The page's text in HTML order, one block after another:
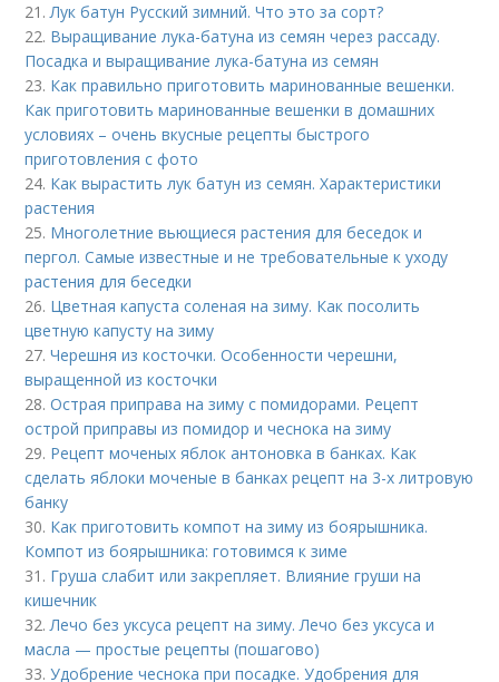
21.Лук батун Русский зимний. Что это за сорт?
22. Выращивание лука-батуна из семян через рассаду.
Посадка и выращивание лука-батуна из семян
23. Как правильно приготовить маринованные вешенки.
Как приготовить маринованные вешенки в домашних
условиях – очень вкусные рецепты быстрого
приготовления с фото
24. Как вырастить лук батун из семян. Характеристики
растения
25. Многолетние вьющиеся растения для беседок и
пергол. Самые известные и не требовательные к уходу
растения для беседки
26. Цветная капуста соленая на зиму. Как посолить
цветную капусту на зиму
27.Черешня из косточки. Особенности черешни,
выращенной из косточки
28.Острая приправа на зиму с помидорами. Рецепт
острой приправы из помидор и чеснока на зиму
29. Рецепт моченых яблок антоновка в банках. Как
сделать яблоки моченые в банках рецепт на 3-х литровую
банку
30. Как приготовить компот на зиму из боярышника.
Компот из боярышника: готовимся к зиме
31. Груша слабит или закрепляет. Влияние груши на
кишечник
32.Лечо без уксуса рецепт на зиму. Лечо без уксуса и
масла — простые рецепты (пошагово)
33.Удобрение чеснока при посадке. Удобрения для